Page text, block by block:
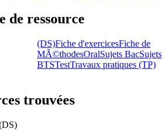
de ressource
(DS)Fiche d'exercicesFiche de
MÃ©thodesOralSujets BacSujets
BTSTestTravaux pratiques (TP)
trouvées